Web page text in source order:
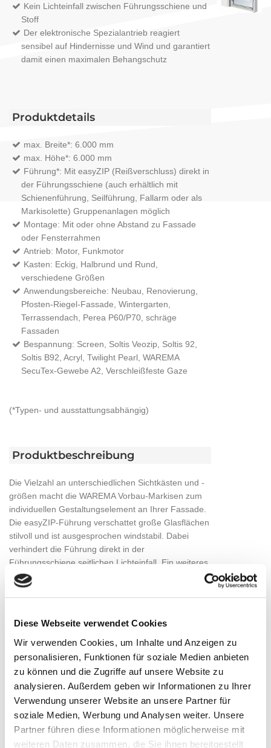
Diese Webseite verwendet Cookies
Wir verwenden Cookies, um Inhalte und Anzeigen zu
personalisieren, Funktionen für soziale Medien anbieten
zu können und die Zugriffe auf unsere Website zu
analysieren. Außerdem geben wir Informationen zu Ihrer
Verwendung unserer Website an unsere Partner für
soziale Medien, Werbung und Analysen weiter. Unsere
Partner führen diese Informationen möglicherweise mit
weiteren Daten zusammen, die Sie ihnen bereitgestellt
Kein Lichteinfall zwischen Führungsschiene und
Stoff
Der elektronische Spezialantrieb reagiert
sensibel auf Hindernisse und Wind und garantiert
damit einen maximalen Behangschutz
Produktdetails
max. Breite*: 6.000 mm
max. Höhe*: 6.000 mm
Führung*: Mit easyZIP (Reißverschluss) direkt in
der Führungsschiene (auch erhältlich mit
Schienenführung, Seilführung, Fallarm oder als
Markisolette) Gruppenanlagen möglich
Montage: Mit oder ohne Abstand zu Fassade
oder Fensterrahmen
Antrieb: Motor, Funkmotor
Kasten: Eckig, Halbrund und Rund,
verschiedene Größen
Anwendungsbereiche: Neubau, Renovierung,
Pfosten-Riegel-Fassade, Wintergarten,
Terrassendach, Perea P60/P70, schräge
Fassaden
Bespannung: Screen, Soltis Veozip, Soltis 92,
Soltis B92, Acryl, Twilight Pearl, WAREMA
SecuTex-Gewebe A2, Verschleißfeste Gaze
(*Typen- und ausstattungsabhängig)
Produktbeschreibung
Die Vielzahl an unterschiedlichen Sichtkästen und -
größen macht die WAREMA Vorbau-Markisen zum
individuellen Gestaltungselement an Ihrer Fassade.
Die easyZIP-Führung verschattet große Glasflächen
stilvoll und ist ausgesprochen windstabil. Dabei
verhindert die Führung direkt in der
Führungsschiene seitlichen Lichteinfall. Ein weiteres
Plus: Die äußerst filigrane und schmale
Führungsschiene ermöglicht eine optimale
montiert oder als Einputzausführung.
Brillante Extras
Absturzsicherung VisioNeo Sun
Ausführung GranTex (max. Breite mit kleinem
Kasten)
WAREMA SecuKit